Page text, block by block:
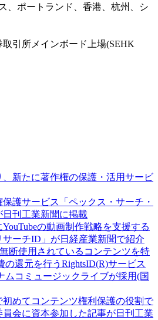
、ポートランド、香港、杭州、シ
取引所メインボード上場(SEHK
、新たに著作権の保護・活用サービ
護サービス「ペックス・サーチ・
日刊工業新聞に掲載
の動画制作戦略を支援する
サーチID」が日経産業新聞で紹介
断使用されているコンテンツを特
の還元を行うRightsID(R)サービス
ムコミュージックライブが採用(国
初めてコンテンツ権利保護の役割で
員会に資本参加した記事が日刊工業